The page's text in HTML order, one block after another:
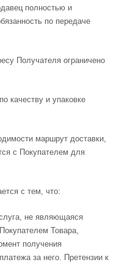
полностью и
по передаче
Получателя ограничено
качеству и упаковке
маршрут доставки,
с Покупателем для
с тем, что:
не являющаяся
Товара,
получения
за него. Претензии к